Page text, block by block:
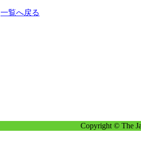
一覧へ戻る
Copyright © The